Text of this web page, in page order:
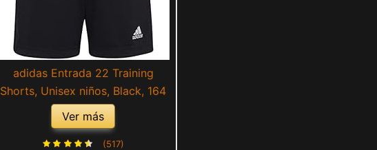
adidas Entrada 22 Training
Shorts, Unisex niños, Black, 164
Ver más
(517)